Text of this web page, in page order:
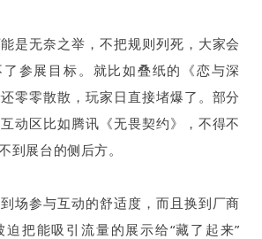
是无奈之举，不把规则列死，大家会
了参展目标。就比如叠纸的《恋与深
零零散散，玩家日直接堵爆了。部分
动区比如腾讯《无畏契约》，不得不
到展台的侧后方。
场参与互动的舒适度，而且换到厂商
把能吸引流量的展示给“藏了起来”